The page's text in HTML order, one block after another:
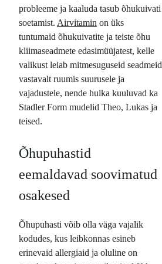
probleeme ja kaaluda tasub õhukuivati
soetamist. Airvitamin on üks
tuntumaid õhukuivatite ja teiste õhu
kliimaseadmete edasimüüjatest, kelle
valikust leiab mitmesuguseid seadmeid
vastavalt ruumis suurusele ja
vajadustele, nende hulka kuuluvad ka
Stadler Form mudelid Theo, Lukas ja
teised.
Õhupuhastid
eemaldavad soovimatud
osakesed
Õhupuhasti võib olla väga vajalik
kodudes, kus leibkonnas esineb
erinevaid allergiaid ja oluline on